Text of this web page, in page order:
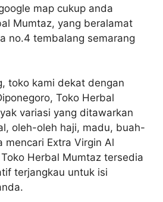
map cukup anda
Mumtaz, yang beralamat
no.4 tembalang semarang
toko kami dekat dengan
Toko Herbal
variasi yang ditawarkan
oleh-oleh haji, madu, buah-
mencari Extra Virgin Al
Herbal Mumtaz tersedia
terjangkau untuk isi